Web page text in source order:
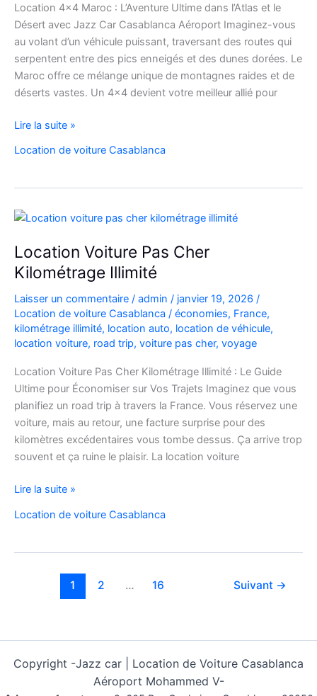
Location 4×4 Maroc : L’Aventure Ultime dans l’Atlas et le
Désert avec Jazz Car Casablanca Aéroport Imaginez-vous
au volant d’un véhicule puissant, traversant des routes qui
serpentent entre des pics enneigés et des dunes dorées. Le
Maroc offre ce mélange unique de montagnes raides et de
déserts vastes. Un 4×4 devient votre meilleur allié pour
location
voiture
au
Maroc
pour
explorer
l’Atlas
et
le
désert
Lire la suite »
Location de voiture Casablanca
Location Voiture Pas Cher
Kilométrage Illimité
Laisser un commentaire / admin / janvier 19, 2026 /
Location de voiture Casablanca / économies, France,
kilométrage illimité, location auto, location de véhicule,
location voiture, road trip, voiture pas cher, voyage
Location Voiture Pas Cher Kilométrage Illimité : Le Guide
Ultime pour Économiser sur Vos Trajets Imaginez que vous
planifiez un road trip à travers la France. Vous réservez une
voiture, mais au retour, une facture surprise pour des
kilomètres excédentaires vous tombe dessus. Ça arrive trop
souvent et ça ruine le plaisir. La location voiture
Location
Pas
Kilométrage
Lire la suite »
Location de voiture Casablanca
1 2 … 16 Suivant →
Copyright -Jazz car | Location de Voiture Casablanca
Aéroport Mohammed V-